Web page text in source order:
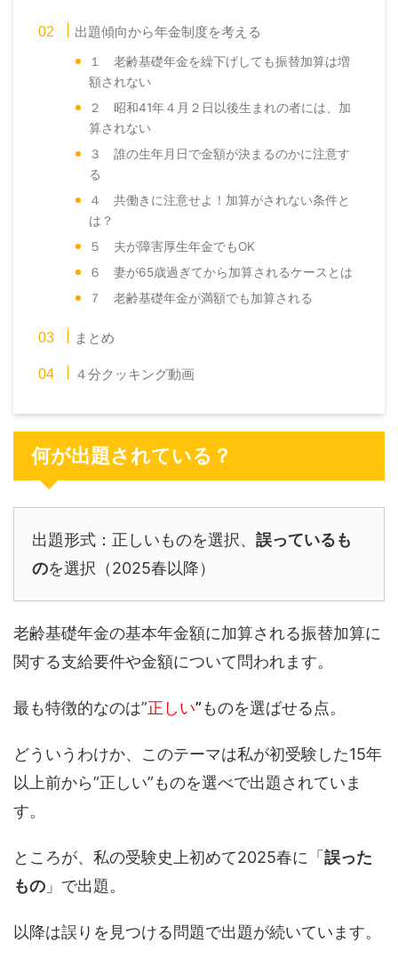
出題傾向から年金制度を考える
１ 老齢基礎年金を繰下げしても振替加算は増
額されない
２ 昭和41年４月２日以後生まれの者には、加
算されない
３ 誰の生年月日で金額が決まるのかに注意す
る
４ 共働きに注意せよ！加算がされない条件と
は？
５ 夫が障害厚生年金でもOK
６ 妻が65歳過ぎてから加算されるケースとは
７ 老齢基礎年金が満額でも加算される
まとめ
４分クッキング動画
何が出題されている？
出題形式：正しいものを選択、 誤っているも
のを選択（2025春以降）
老齢基礎年金の基本年金額に加算される振替加算に
関する支給要件や金額について問われます。
最も特徴的なのは”正しい”ものを選ばせる点。
どういうわけか、このテーマは私が初受験した15年
以上前から”正しい”ものを選べで出題されていま
す。
ところが、私の受験史上初めて2025春に「 誤った
もの 」で出題。
以降は誤りを見つける問題で出題が続いています。